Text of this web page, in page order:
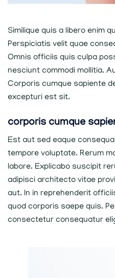
Similique quis a libero enim
Perspiciatis velit quae
Omnis officiis quis culpa
nesciunt commodi mollitia.
Corporis cumque sapiente
excepturi est sit.
corporis cumque
Est aut sed eaque
tempore voluptate. Rerum
labore. Explicabo suscipit
adipisci architecto vitae
aut. In in reprehenderit
quod corporis saepe quis.
consectetur consequatur